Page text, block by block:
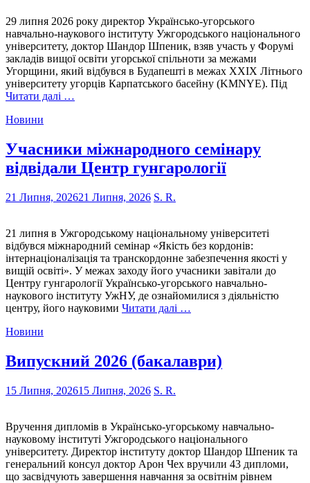
29 липня 2026 року директор Українсько-угорського
навчально-наукового інституту Ужгородського національного
університету, доктор Шандор Шпеник, взяв участь у Форумі
закладів вищої освіти угорської спільноти за межами
Угорщини, який відбувся в Будапешті в межах XXIX Літнього
університету угорців Карпатського басейну (KMNYE). Під
Читати далі …
Новини
Учасники міжнародного семінару
відвідали Центр гунгарології
21 Липня, 202621 Липня, 2026 S. R.
21 липня в Ужгородському національному університеті
відбувся міжнародний семінар «Якість без кордонів:
інтернаціоналізація та транскордонне забезпечення якості у
вищій освіті». У межах заходу його учасники завітали до
Центру гунгарології Українсько-угорського навчально-
наукового інституту УжНУ, де ознайомилися з діяльністю
центру, його науковими Читати далі …
Новини
Випускний 2026 (бакалаври)
15 Липня, 202615 Липня, 2026 S. R.
Вручення дипломів в Українсько-угорському навчально-
науковому інституті Ужгородського національного
університету. Директор інституту доктор Шандор Шпеник та
генеральний консул доктор Арон Чех вручили 43 дипломи,
що засвідчують завершення навчання за освітнім рівнем